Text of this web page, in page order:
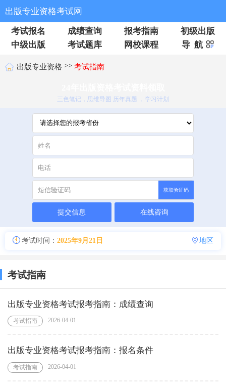
出版专业资格考试网
考试报名 成绩查询 报考指南
初级出版
中级出版
考试题库 网校课程 导 航
出版专业资格 >> 考试指南
三色笔记，思维导图 历年真题 ，学习计划
获取验证码
提交信息 在线咨询
考试时间： 2025年9月21日 地区
考试指南
出版专业资格考试报考指南：成绩查询
考试指南 2026-04-01
出版专业资格考试报考指南：报名条件
考试指南 2026-04-01